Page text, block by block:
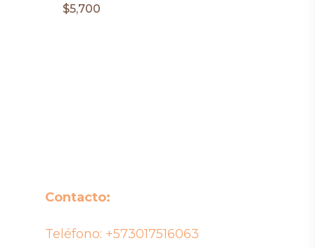
$5,700
Contacto:
Teléfono: +573017516063